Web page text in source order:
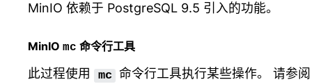
MinIO 依赖于 PostgreSQL 9.5 引入的功能。
MinIO mc 命令行工具
此过程使用 mc 命令行工具执行某些操作。 请参阅